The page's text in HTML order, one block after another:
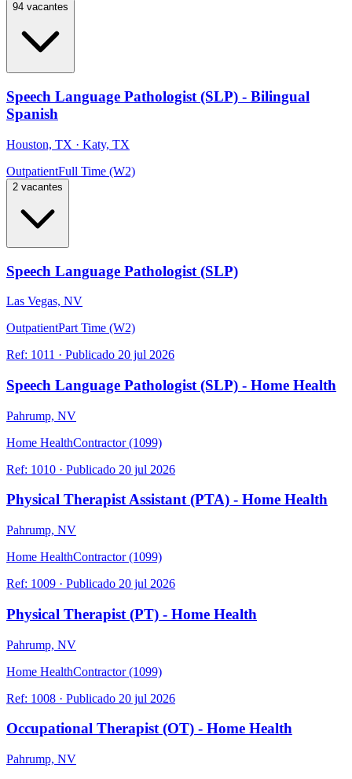
94 vacantes
Speech Language Pathologist (SLP) - Bilingual
Spanish
Houston, TX · Katy, TX
OutpatientFull Time (W2)
2 vacantes
Speech Language Pathologist (SLP)
Las Vegas, NV
OutpatientPart Time (W2)
Ref: 1011 · Publicado 20 jul 2026
Speech Language Pathologist (SLP) - Home Health
Pahrump, NV
Home HealthContractor (1099)
Ref: 1010 · Publicado 20 jul 2026
Physical Therapist Assistant (PTA) - Home Health
Pahrump, NV
Home HealthContractor (1099)
Ref: 1009 · Publicado 20 jul 2026
Physical Therapist (PT) - Home Health
Pahrump, NV
Home HealthContractor (1099)
Ref: 1008 · Publicado 20 jul 2026
Occupational Therapist (OT) - Home Health
Pahrump, NV